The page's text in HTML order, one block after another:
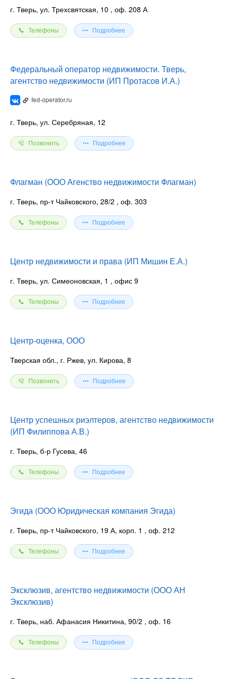
г. Тверь, ул. Трехсвятская, 10 , оф. 208 А
Телефоны Подробнее
Федеральный оператор недвижимости. Тверь,
агентство недвижимости (ИП Протасов И.А.)
fed-operator.ru
г. Тверь, ул. Серебряная, 12
Позвонить Подробнее
Флагман (ООО Агенство недвижимости Флагман)
г. Тверь, пр-т Чайковского, 28/2 , оф. 303
Телефоны Подробнее
Центр недвижимости и права (ИП Мишин Е.А.)
г. Тверь, ул. Симеоновская, 1 , офис 9
Телефоны Подробнее
Центр-оценка, ООО
Тверская обл., г. Ржев, ул. Кирова, 8
Позвонить Подробнее
Центр успешных риэлтеров, агентство недвижимости
(ИП Филиппова А.В.)
г. Тверь, б-р Гусева, 46
Телефоны Подробнее
Эгида (ООО Юридическая компания Эгида)
г. Тверь, пр-т Чайковского, 19 А, корп. 1 , оф. 212
Телефоны Подробнее
Эксклюзив, агентство недвижимости (ООО АН
Эксклюзив)
г. Тверь, наб. Афанасия Никитина, 90/2 , оф. 16
Телефоны Подробнее